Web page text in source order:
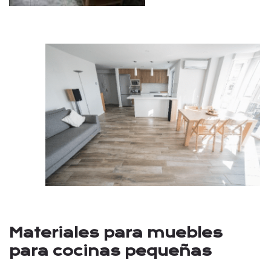
Materiales para muebles
para cocinas pequeñas